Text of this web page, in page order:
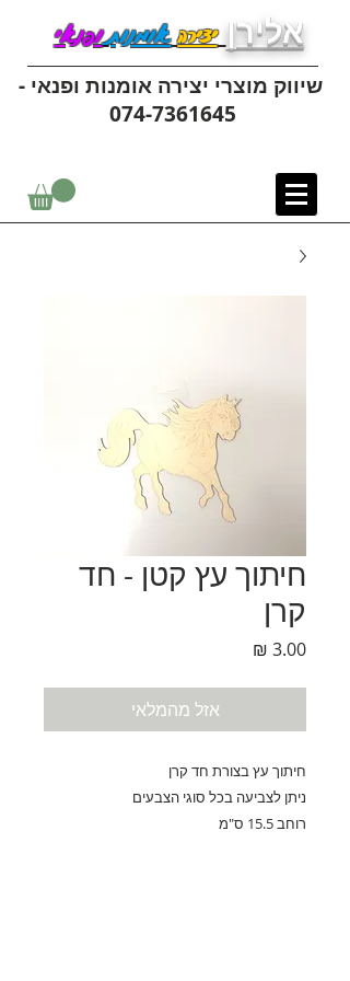
אלירן יצירהאומנותופנאי
שיווק מוצרי יצירה אומנות ופנאי -
074-7361645
חיתוך עץ קטן - חד
קרן
אזל מהמלאי
חיתוך עץ בצורת חד קרן
ניתן לצביעה בכל סוגי הצבעים
רוחב 15.5 ס"מ